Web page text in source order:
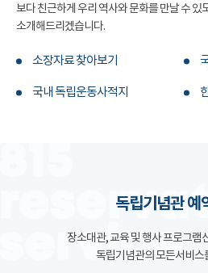
보다 친근하게 우리 역사와 문화를 만날 수 있
소개해드리겠습니다.
소장자료 찾아보기
국내 독립운동사적지
독립기념관 예
장소대관, 교육 및 행사 프로그램
독립기념관의 모든서비스